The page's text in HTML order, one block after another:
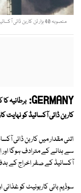
منصوبہ 40 ہزار ٹن کاربن ڈائی آکسائیڈ کو نہایت کارآمد کیمیکل سوڈیم بائی کاربونیٹ میں تبدیل کرے گا
GERMANY:
کاربن ڈائی آکسائیڈ کو
آکسائیڈ کے صفر اخراج کے
سوڈیم بائی کاربونیٹ کو